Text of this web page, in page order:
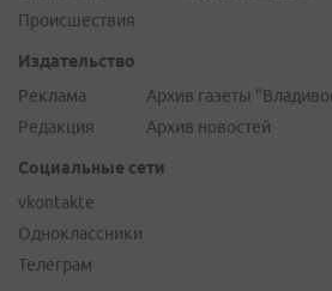
Происшествия
Издательство
Реклама
Редакция
Архив газеты
Архив новостей
Социальные сети
vkontakte
Одноклассники
Телеграм